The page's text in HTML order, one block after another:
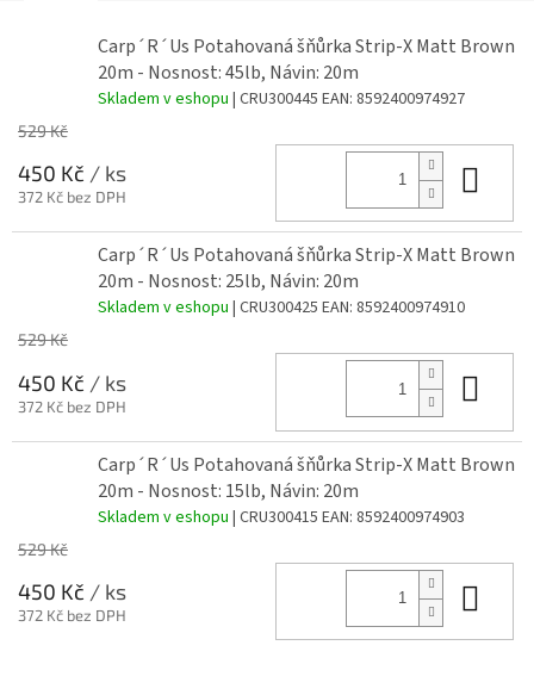
Carp´R´Us Potahovaná šňůrka Strip-X Matt Brown
20m - Nosnost: 45lb, Návin: 20m
Skladem v eshopu | CRU300445 EAN: 8592400974927
529 Kč
450 Kč / ks
372 Kč bez DPH
Carp´R´Us Potahovaná šňůrka Strip-X Matt Brown
20m - Nosnost: 25lb, Návin: 20m
Skladem v eshopu | CRU300425 EAN: 8592400974910
529 Kč
450 Kč / ks
372 Kč bez DPH
Carp´R´Us Potahovaná šňůrka Strip-X Matt Brown
20m - Nosnost: 15lb, Návin: 20m
Skladem v eshopu | CRU300415 EAN: 8592400974903
529 Kč
450 Kč / ks
372 Kč bez DPH